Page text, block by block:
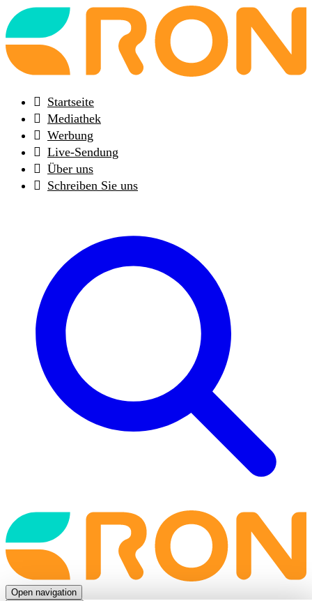
Back
to
frontpage
Startseite
Mediathek
Werbung
Live-Sendung
Über uns
Schreiben Sie uns
Back
to
frontpage
Open navigation